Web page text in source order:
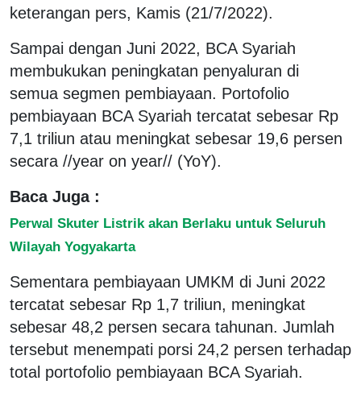
keterangan pers, Kamis (21/7/2022).
Sampai dengan Juni 2022, BCA Syariah
membukukan peningkatan penyaluran di
semua segmen pembiayaan. Portofolio
pembiayaan BCA Syariah tercatat sebesar Rp
7,1 triliun atau meningkat sebesar 19,6 persen
secara //year on year// (YoY).
Baca Juga :
Perwal Skuter Listrik akan Berlaku untuk Seluruh
Wilayah Yogyakarta
Sementara pembiayaan UMKM di Juni 2022
tercatat sebesar Rp 1,7 triliun, meningkat
sebesar 48,2 persen secara tahunan. Jumlah
tersebut menempati porsi 24,2 persen terhadap
total portofolio pembiayaan BCA Syariah.